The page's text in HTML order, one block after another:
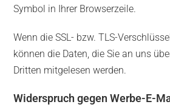
Symbol in Ihrer Browserzeile.
Wenn die SSL- bzw. TLS-
können die Daten, die Sie an uns
Dritten mitgelesen werden.
Widerspruch gegen Werbe-E-